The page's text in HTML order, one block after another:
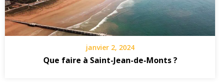
janvier 2, 2024
Que faire à Saint-Jean-de-Monts ?